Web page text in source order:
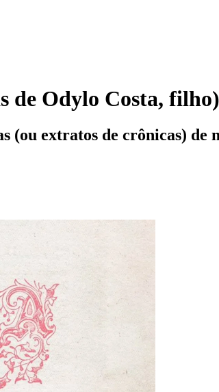
de Odylo Costa, filho)
(ou extratos de crônicas) de